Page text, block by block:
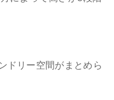
ドリー空間がまとめら